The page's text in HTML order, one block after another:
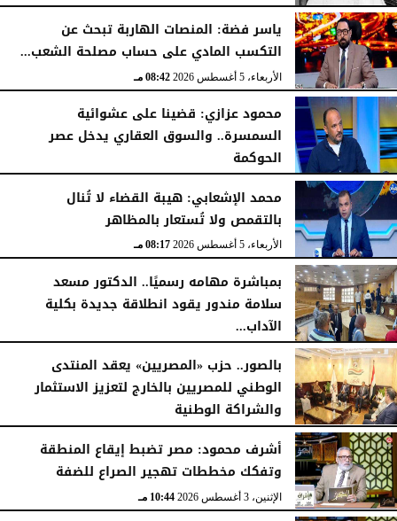
ياسر فضة: المنصات الهاربة تبحث عن
التكسب المادي على حساب مصلحة الشعب...
الأربعاء، 5 أغسطس 2026 08:42 مـ
محمود عزازي: قضينا على عشوائية
السمسرة.. والسوق العقاري يدخل عصر
الحوكمة
الأربعاء، 5 أغسطس 2026
محمد الإشعابي: هيبة القضاء لا تُنال
بالتقمص ولا تُستعار بالمظاهر
الأربعاء، 5 أغسطس 2026 08:17 مـ
بمباشرة مهامه رسميًا.. الدكتور مسعد
سلامة مندور يقود انطلاقة جديدة بكلية
الآداب...
الأربعاء، 5 أغسطس 2026
بالصور.. حزب «المصريين» يعقد المنتدى
الوطني للمصريين بالخارج لتعزيز الاستثمار
والشراكة الوطنية
الثلاثاء، 4 أغسطس 2026
أشرف محمود: مصر تضبط إيقاع المنطقة
وتفكك مخططات تهجير الصراع للضفة
الإثنين، 3 أغسطس 2026 10:44 مـ